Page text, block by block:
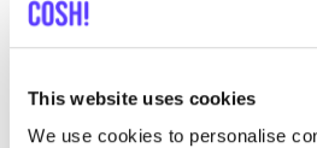
This website uses cookies
We use cookies to personalise